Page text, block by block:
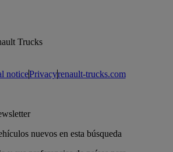
Trucks
noticePrivacyrenault-trucks.com
nuevos en esta búsqueda